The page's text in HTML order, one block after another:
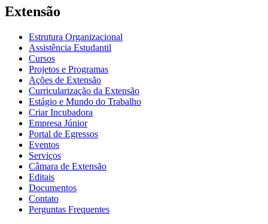
Extensão
Estrutura Organizacional
Assistência Estudantil
Cursos
Projetos e Programas
Ações de Extensão
Curricularização da Extensão
Estágio e Mundo do Trabalho
Criar Incubadora
Empresa Júnior
Portal de Egressos
Eventos
Serviços
Câmara de Extensão
Editais
Documentos
Contato
Perguntas Frequentes